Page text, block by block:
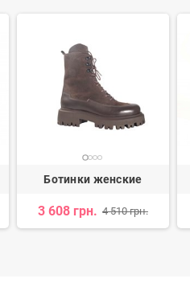
Ботинки женские
3 608 грн. 4 510 грн.